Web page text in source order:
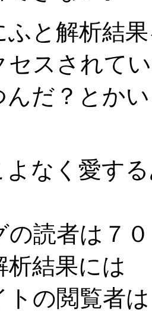
ふと解析結
セスされて
んだ？とか
よなく愛す
の読者は７
析結果には
トの閲覧者